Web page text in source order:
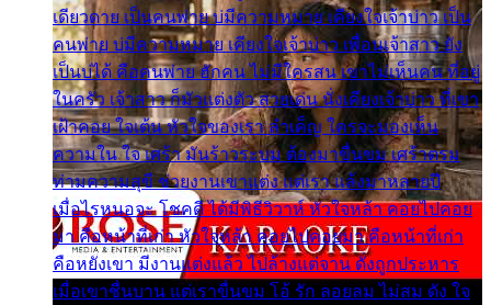
เดียวดาย เป็นคนพ่าย บ่มีความหมาย เคียงใจเจ้าบ่าว เป็น
คนพ่าย บ่มีความหมาย เคียงใจเจ้าบ่าว เพื่อนเจ้าสาว ยัง
เป็นบ่ได้ คือคนพ่าย ฮักคน ไม่มีใครสน เขาไม่เห็นคน ที่อยู่
ในครัว เจ้าสาว ก็มัวแต่งตัว สวยเด่น นั่งเคียงเจ้าบ่าว ที่เขา
เฝ้าคอย ใจเต้น หัวใจของเรา ลำเค็ญ ใครจะมองเห็น
ความใน ใจ เศร้า มันร้าวระบม ต้องมาขื่นขม เศร้าตรม
ท่ามความสุขี ช่วยงานเขาแต่ง แต่เรา แล้งมาหลายปี
เมื่อไรหนอจะ โชคดี ได้มีพิธีวิวาห์ หัวใจหล้า คอยไปคอย
มา คือหน้าที่เก่า หัวใจหล้า คอยไปคอยมา คือหน้าที่เก่า
คือหยังเขา มีงานแต่งแล้ว ไปล้างแต่จาน ดั่งถูกประหาร
เมื่อเขาชื่นบาน แต่เราขื่นขม โอ้ รัก ลอยลม ไม่สม ดัง ใจ